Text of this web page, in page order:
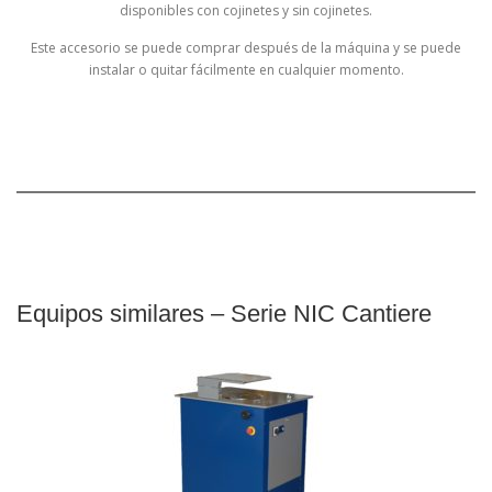
disponibles con cojinetes y sin cojinetes.
Este accesorio se puede comprar después de la máquina y se puede
instalar o quitar fácilmente en cualquier momento.
Equipos similares – Serie NIC Cantiere